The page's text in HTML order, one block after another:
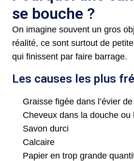
se bouche ?
On imagine souvent un gros
réalité, ce sont surtout de
qui finissent par faire barrage.
Les causes les plus
Graisse figée dans l’évier
Cheveux dans la douche ou
Savon durci
Calcaire
Papier en trop grande